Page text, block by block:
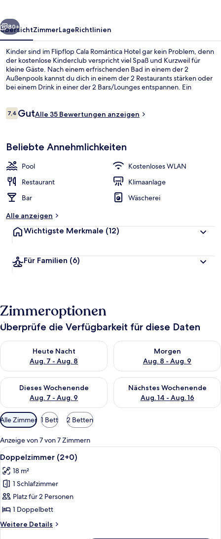
Weiter
80+
ÜbersichtZimmerLageRichtlinien
Kinder sind im Flipflop Cala Romántica Hotel gar kein Problem, denn
der kostenlose Kinderclub verspricht viel Spaß und Kurzweil für
kleine Gäste. Nach einem erfrischenden Bad in einem der 2
Außenpools kannst du dich in einem der 2 Restaurants stärken oder
bei einem Drink in einer der 2 Bars/Lounges entspannen. Ein
Bewertungen
7,47,4 von 10.
GutAlle 35 Bewertungen anzeigen
Beliebte Annehmlichkeiten
Pool
Kostenloses WLAN
Restaurant
Klimaanlage
Bar
Wäscherei
Alle anzeigen
Wichtigste Merkmale (12)
Für Familien (6)
Zimmeroptionen
Überprüfe die Verfügbarkeit für diese Daten
Heute Nacht
Aug. 7 - Aug. 8
Überprüfe die Verfügbarkeit für heute Nacht, Aug. 7 - Aug. 8.
Morgen
Aug. 8 - Aug. 9
Überprüfe die Verfügbarkeit
Dieses Wochenende
Aug. 7 - Aug. 9
Überprüfe die Verfügbarkeit für dieses Wochenende, Aug. 7
Nächstes Wochenende
Aug. 14 - Aug. 16
Überprüfe die Verfügbarkeit
Verfügbare
Filter
für
Zimmer
Alle Zimmer 1 Bett 2 Betten
Anzeige von 7 von 7 Zimmern
Alle
Fotos
für
Doppelzimmer
(2+0)
anzeigen
Ein Hotelzimmer mit zwei Betten,
4
Doppelzimmer (2+0)
18 m²
1 Schlafzimmer
Platz für 2 Personen
1 Doppelbett
Weitere Details
Weitere